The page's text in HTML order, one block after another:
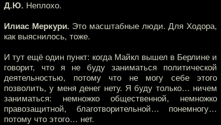
Д.Ю. Неплохо.
Илиас Меркури. Это масштабные люди. Для Ходора,
как выяснилось, тоже.
И тут ещё один пункт: когда Майкл вышел в Берлине и
говорит, что я не буду заниматься политической
деятельностью, потому что не могу себе этого
позволить, у меня денег нету. Я буду только… ничем
заниматься: немножко общественной, немножко
правозащитной, благотворительной… понемногу…
потому что этого… нет.